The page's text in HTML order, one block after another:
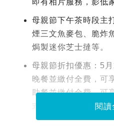
即有相片服務，影低
母親節下午茶時段主
煙三文魚麥包、脆炸
焗製迷你芝士撻等。
母親節折扣優惠：5
晚餐並繳付全費，可
助餐並繳付全費，可
式：酒店網站eShop
閱讀